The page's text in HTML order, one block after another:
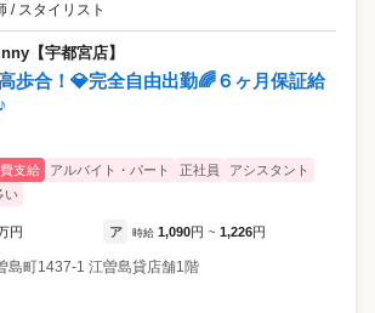
/ スタイリスト
【宇都宮店】
歩合！💎完全自由出勤🌈６ヶ月保証給
支給 アルバイト・パート 正社員
アシスタント
い
円 ア 時給 1,090円 ~ 1,226円
島町1437-1 江曽島貸店舗1階